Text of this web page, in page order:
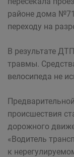
районе дома
переходу на
В результате
травмы.
велосипеда не
происшествия
дорожного
«Водитель
к